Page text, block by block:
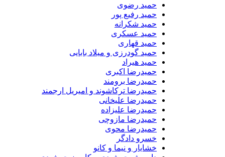
حمید رضوی
حمید رفیع پور
حمید شکرانه
حمید عسکری
حمید قهاری
حمید گودرزی و میلاد بابایی
حمید هیراد
حمیدرضا اکبری
حمیدرضا برومند
حمیدرضا ترکاشوند و امیریل ارجمند
حمیدرضا علیخانی
حمیدرضا علیزاده
حمیدرضا مازوچی
حمیدرضا محوی
خسرو دادگر
خشایار و نیما و کانو